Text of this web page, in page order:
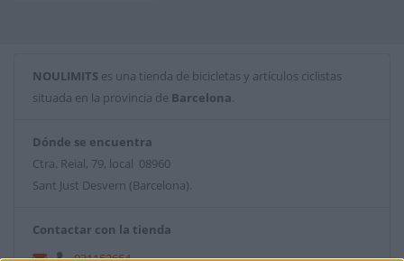
NOULIMITS es una tienda de bicicletas y artículos ciclistas
situada en la provincia de Barcelona.
Dónde se encuentra
Ctra. Reial, 79, local 08960
Sant Just Desvern (Barcelona).
Contactar con la tienda